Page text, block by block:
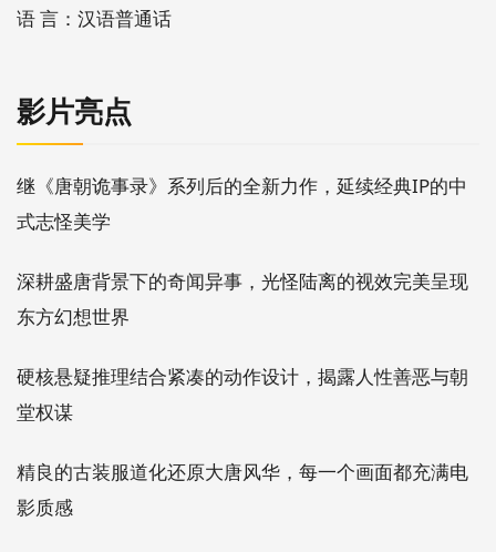
语 言：汉语普通话
影片亮点
继《唐朝诡事录》系列后的全新力作，延续经典IP的中
式志怪美学
深耕盛唐背景下的奇闻异事，光怪陆离的视效完美呈现
东方幻想世界
硬核悬疑推理结合紧凑的动作设计，揭露人性善恶与朝
堂权谋
精良的古装服道化还原大唐风华，每一个画面都充满电
影质感